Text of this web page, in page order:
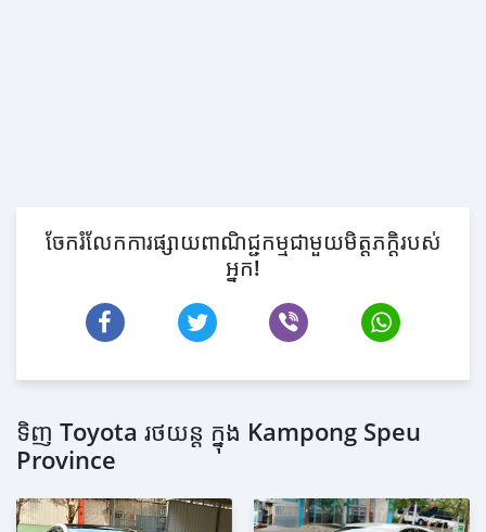
ចែករំលែកការផ្សាយពាណិជ្ជកម្មជាមួយមិត្តភក្តិរបស់
អ្នក!
ទិញ Toyota រថយន្ត ក្នុង Kampong Speu
Province